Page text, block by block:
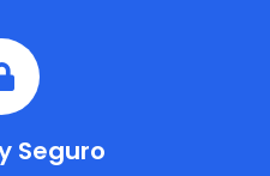
Seguro